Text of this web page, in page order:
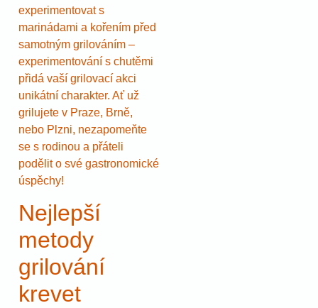
experimentovat s
marinádami a kořením před
samotným grilováním –
experimentování s chutěmi
přidá vaší grilovací akci
unikátní charakter. Ať už
grilujete v Praze, Brně,
nebo Plzni, nezapomeňte
se s rodinou a přáteli
podělit o své gastronomické
úspěchy!
Nejlepší
metody
grilování
krevet